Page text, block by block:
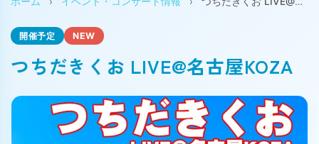
開催予定 NEW
つちだきくお LIVE@名古屋KOZA